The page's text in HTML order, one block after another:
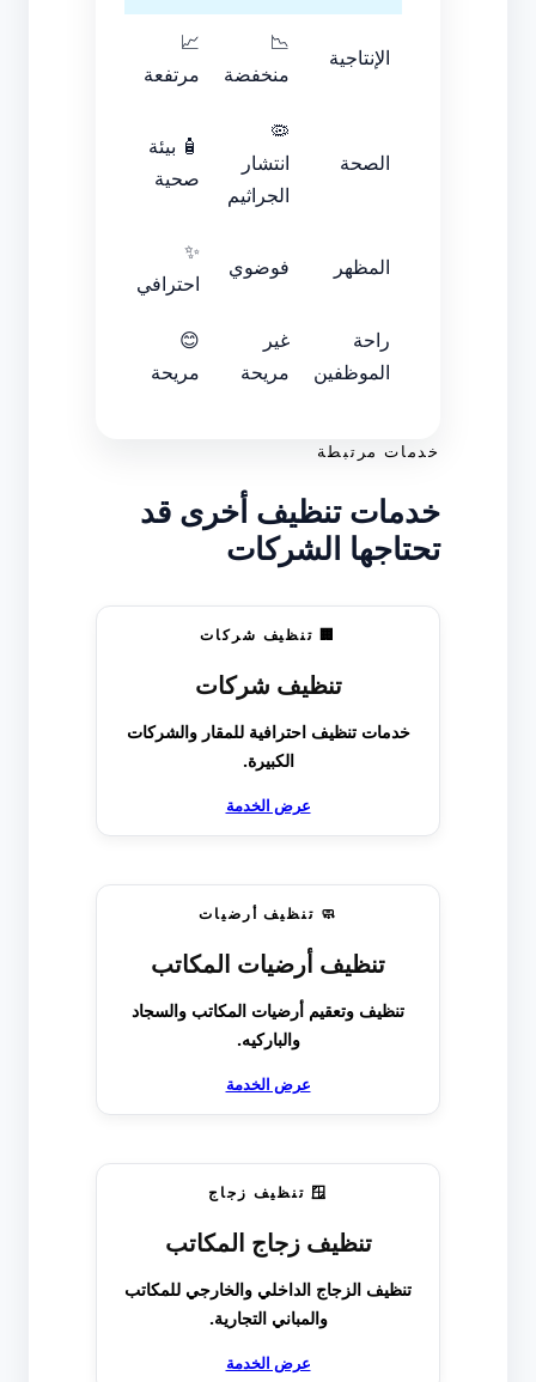
الإنتاجية
📉
منخفضة
📈
مرتفعة
الصحة
🦠
انتشار
الجراثيم
🧴 بيئة
صحية
المظهر فوضوي
✨
احترافي
راحة
الموظفين
غير
مريحة
😊
مريحة
خدمات مرتبطة
خدمات تنظيف أخرى قد
تحتاجها الشركات
🏢 تنظيف شركات
تنظيف شركات
خدمات تنظيف احترافية للمقار والشركات
الكبيرة.
عرض الخدمة
🧼 تنظيف أرضيات
تنظيف أرضيات المكاتب
تنظيف وتعقيم أرضيات المكاتب والسجاد
والباركيه.
عرض الخدمة
🪟 تنظيف زجاج
تنظيف زجاج المكاتب
تنظيف الزجاج الداخلي والخارجي للمكاتب
والمباني التجارية.
عرض الخدمة